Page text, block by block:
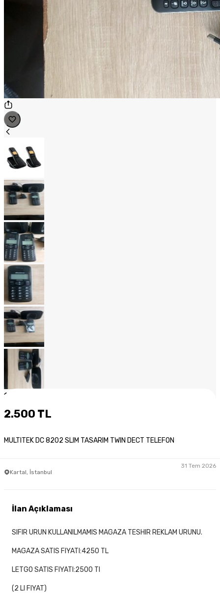
1
2.500 TL
MULTITEK DC 8202 SLIM TASARIM TWIN DECT TELEFON
Kartal, İstanbul
31 Tem 2026
İlan Açıklaması
SIFIR URUN KULLANILMAMIS MAGAZA TESHIR REKLAM URUNU.
MAGAZA SATIS FIYATI:4250 TL
LETGO SATIS FIYATI:2500 Tl
(2 LI FIYAT)